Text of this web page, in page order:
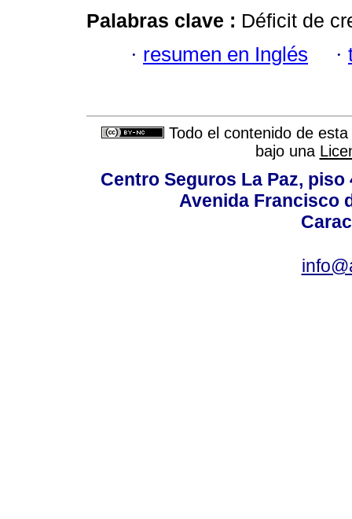
Palabras clave : Déficit de
· resumen en Inglés ·
Todo el contenido de
bajo una
Centro Seguros La Paz,
Avenida Francisco